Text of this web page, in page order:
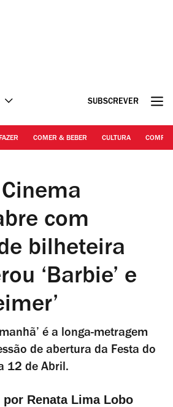
SUBSCREVER
COMER & BEBER CULTURA
com
bilheteira
‘Barbie’ e
é a longa-metragem
de abertura da Festa do
12 de Abril.
por Renata Lima Lobo